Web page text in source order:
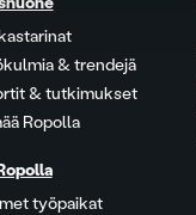
& trendejä
& tutkimukset
Ropolla
työpaikat